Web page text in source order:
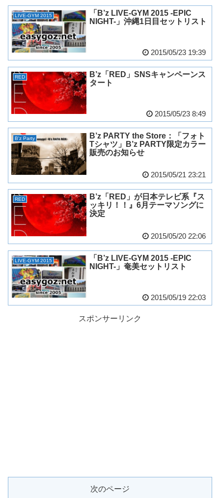
LIVE-GYM 2015
「B’z LIVE-GYM 2015 -EPIC
NIGHT-」沖縄1日目セットリスト
2015/05/23 19:39
RED
B’z「RED」SNSキャンペーンス
タート
2015/05/23 8:49
B'z Party
B’z PARTY the Store：「フォト
Tシャツ」B’z PARTY限定カラー
販売のお知らせ
2015/05/21 23:21
RED
B’z「RED」が日本テレビ系『ス
ッキリ！！』6月テーマソングに
決定
2015/05/20 22:06
LIVE-GYM 2015
「B’z LIVE-GYM 2015 -EPIC
NIGHT-」奄美セットリスト
2015/05/19 22:03
スポンサーリンク
次のページ